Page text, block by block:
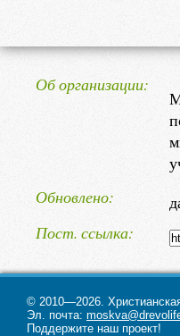
Об организации
Обновлено
Пост. ссылка
© 2010—2026.
Эл. почта:
Поддержите наш проект!